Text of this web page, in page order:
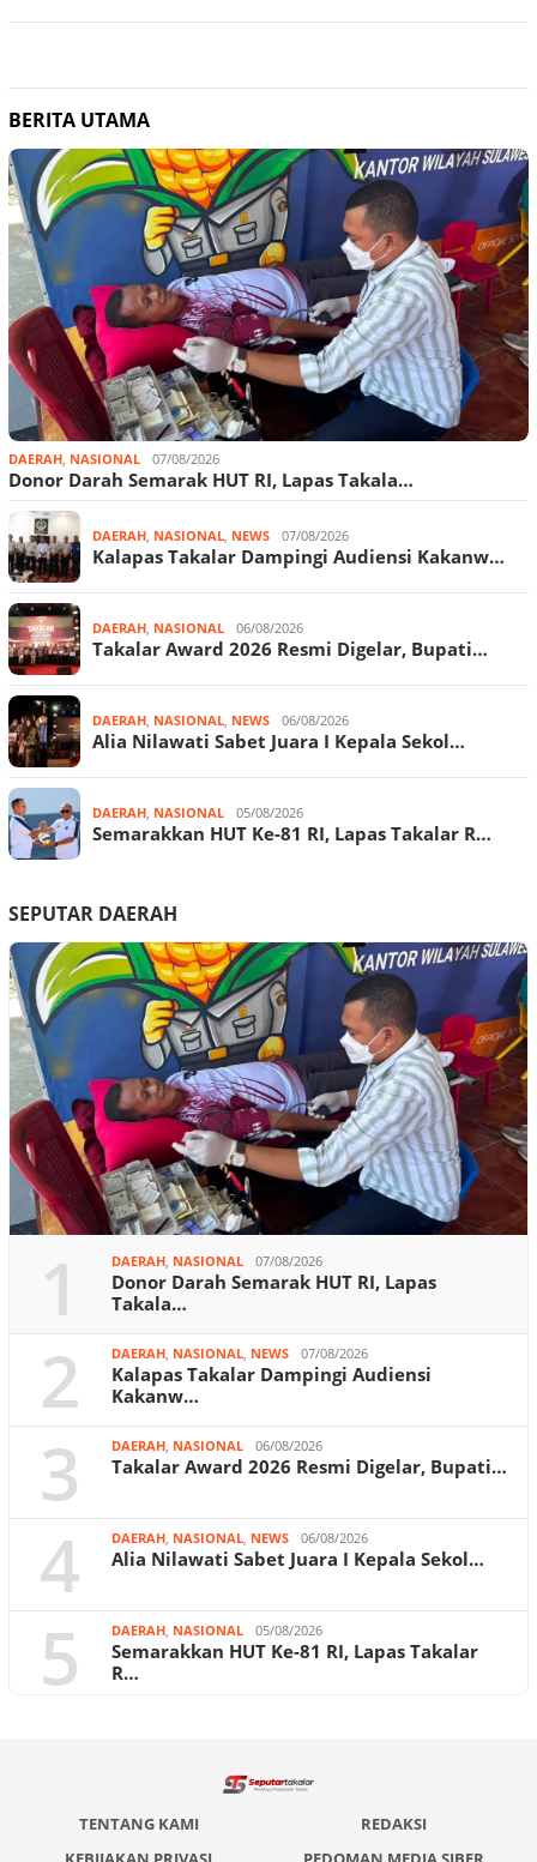
BERITA UTAMA
DAERAH NASIONAL 07/08/2026
Donor Darah Semarak HUT RI, Lapas Takala…
DAERAH NASIONAL NEWS 07/08/2026
Kalapas Takalar Dampingi Audiensi Kakanw…
DAERAH NASIONAL 06/08/2026
Takalar Award 2026 Resmi Digelar, Bupati…
DAERAH NASIONAL NEWS 06/08/2026
Alia Nilawati Sabet Juara I Kepala Sekol…
DAERAH NASIONAL 05/08/2026
Semarakkan HUT Ke-81 RI, Lapas Takalar R…
SEPUTAR DAERAH
1 DAERAH NASIONAL 07/08/2026
Donor Darah Semarak HUT RI, Lapas
Takala…
2 DAERAH NASIONAL NEWS 07/08/2026
Kalapas Takalar Dampingi Audiensi
Kakanw…
3 DAERAH NASIONAL 06/08/2026
Takalar Award 2026 Resmi Digelar, Bupati…
4 DAERAH NASIONAL NEWS 06/08/2026
Alia Nilawati Sabet Juara I Kepala Sekol…
5 DAERAH NASIONAL 05/08/2026
Semarakkan HUT Ke-81 RI, Lapas Takalar
R…
TENTANG KAMI
REDAKSI